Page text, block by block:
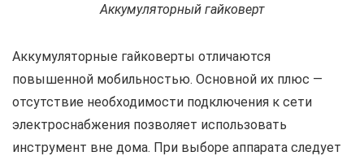
Аккумуляторный гайковерт
Аккумуляторные гайковерты отличаются
повышенной мобильностью. Основной их плюс —
отсутствие необходимости подключения к сети
электроснабжения позволяет использовать
инструмент вне дома. При выборе аппарата следует